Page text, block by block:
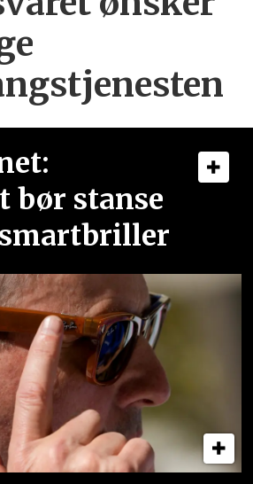
bør stanse